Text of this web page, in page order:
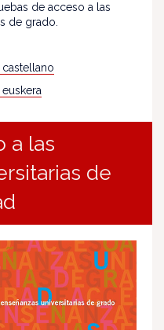
de acceso a las
de grado.
a las
de